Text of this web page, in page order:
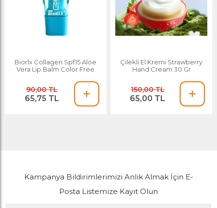
Biorlx Collagen Spf15 Aloe
Vera Lip Balm Color Free
90,00 TL
65,75 TL
Çilekli El Kremi Strawberry
Hand Cream 30 Gr
150,00 TL
65,00 TL
Kampanya Bildirimlerimizi Anlık Almak İçin E-
Posta Listemize Kayıt Olun